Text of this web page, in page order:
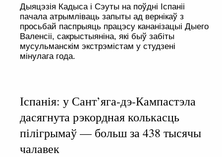
Дыяцэзія Кадыса і Сэуты на поўдні Іспаніі
пачала атрымліваць запыты ад вернікаў з
просьбай паспрыяць працэсу кананізацыі Дыего
Валенсіі, сакрыстыяніна, які быў забіты
мусульманскім экстрэмістам у студзені
мінулага года.
Іспанія: у Сант’яга-дэ-Кампастэла
дасягнута рэкордная колькасць
пілігрымаў — больш за 438 тысячы
чалавек